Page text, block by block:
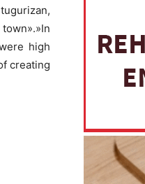
high
creating